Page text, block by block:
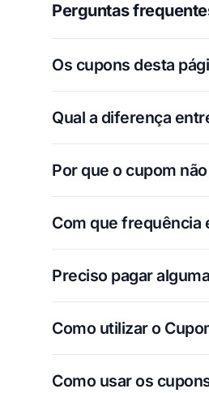
Perguntas
Os cupons desta
Qual a diferença
Por que o cupom
Com que frequência
Preciso pagar
Como utilizar o
Como usar os